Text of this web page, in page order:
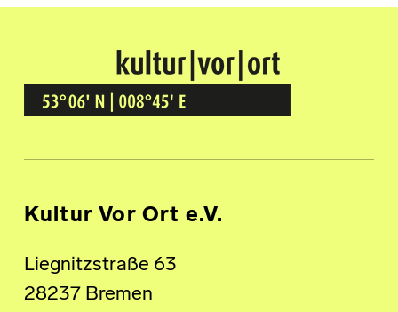
Kultur Vor Ort
BREMEN GRÖPELINGEN
Kultur Vor Ort e.V.
Liegnitzstraße 63
28237 Bremen